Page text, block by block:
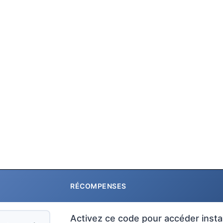
RÉCOMPENSES
Activez ce code pour accéder